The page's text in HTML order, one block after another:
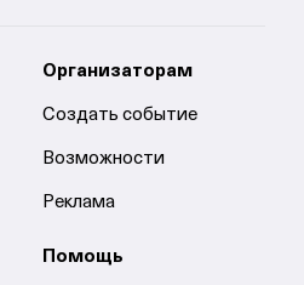
Организаторам
Создать событие
Возможности
Реклама
Помощь